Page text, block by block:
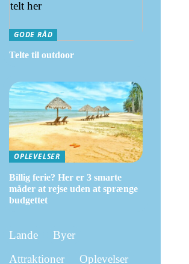
GODE RÅD
Telte til outdoor
OPLEVELSER
Billig ferie? Her er 3 smarte
måder at rejse uden at sprænge
budgettet
Lande
Byer
Attraktioner
Oplevelser